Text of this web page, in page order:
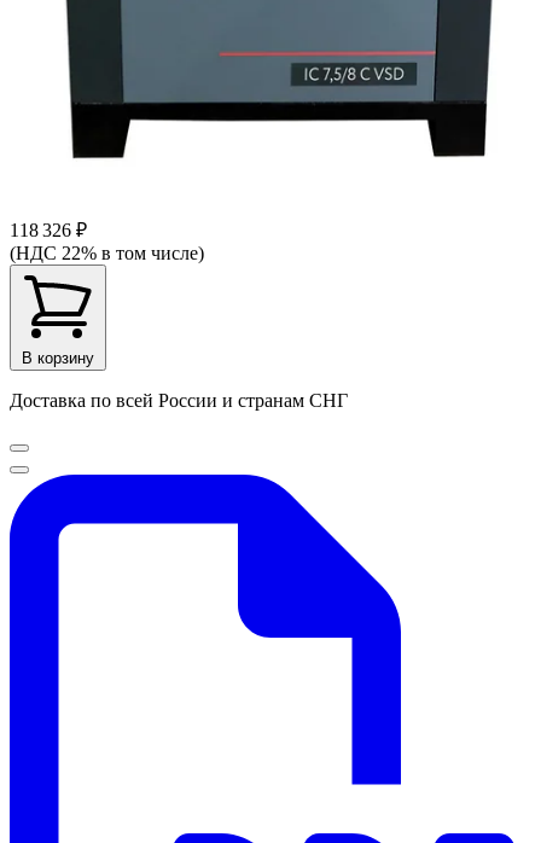
118 326 ₽
(НДС 22% в том числе)
В корзину
Доставка по всей России и странам СНГ